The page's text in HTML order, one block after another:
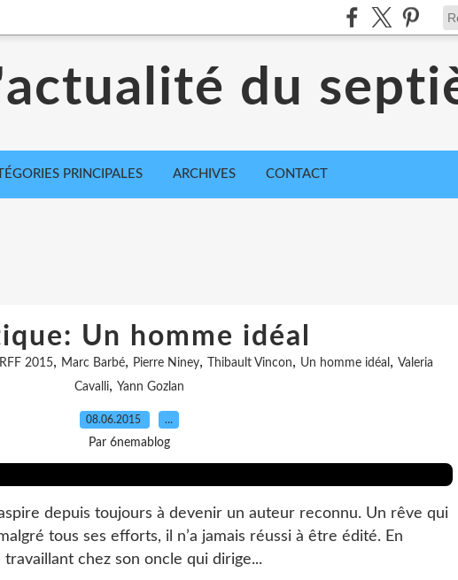
du
PRINCIPALES ARCHIVES CONTACT
Un homme idéal
2015, Marc Barbé, Pierre Niney, Thibault Vincon, Un homme idéal , Valeria
Cavalli, Yann Gozlan
08.06.2015 …
Par 6nemablog
depuis toujours à devenir un auteur reconnu. Un rêve qui
tous ses efforts, il n’a jamais réussi à être édité. En
chez son oncle qui dirige...